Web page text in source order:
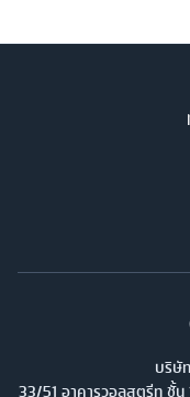
บริษั
33/51 อาคารวอลสตรีท ชั้